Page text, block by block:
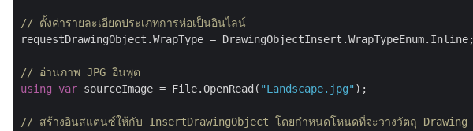
// ตั้งค่ารายละเอียดประเภทการห่อเป็นอินไลน์
requestDrawingObject.WrapType = DrawingObjectInsert.WrapTypeEnum.Inline;
// อ่านภาพ JPG อินพุต
using
var sourceImage = File.OpenRead( "Landscape.jpg" );
// สร้างอินสแตนซ์ให้กับ InsertDrawingObject โดยกำหนดโหนดที่จะวางวัตถุ Drawing